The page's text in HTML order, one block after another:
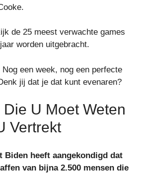
de 25 meest verwachte games
worden uitgebracht.
Nog een week, nog een perfecte
jij dat je dat kunt evenaren?
U Moet Weten
Vertrekt
Biden heeft aangekondigd dat
van bijna 2.500 mensen die